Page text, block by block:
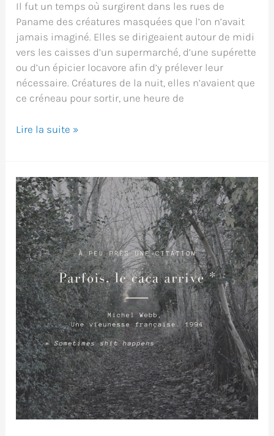
Il fut un temps où surgirent dans les rues de
Paname des créatures masquées que l’on n’avait
jamais imaginé. Elles se dirigeaient autour de midi
vers les caisses d’un supermarché, d’une supérette
ou d’un épicier locavore afin d’y prélever leur
nécessaire. Créatures de la nuit, elles n’avaient que
ce créneau pour sortir, une heure de
No
Lire la suite »